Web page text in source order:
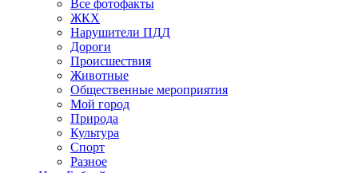
Все фотофакты
ЖКХ
Нарушители ПДД
Дороги
Происшествия
Животные
Общественные мероприятия
Мой город
Природа
Культура
Спорт
Разное